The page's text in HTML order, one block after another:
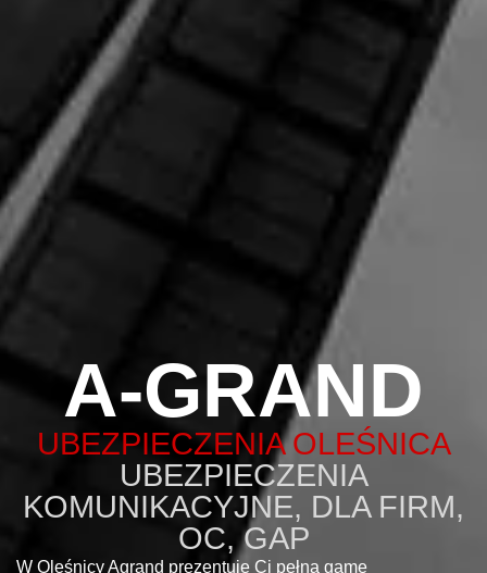
A-GRAND
UBEZPIECZENIA OLEŚNICA
UBEZPIECZENIA
KOMUNIKACYJNE, DLA FIRM,
OC, GAP
W Oleśnicy Agrand prezentuje Ci pełną gamę